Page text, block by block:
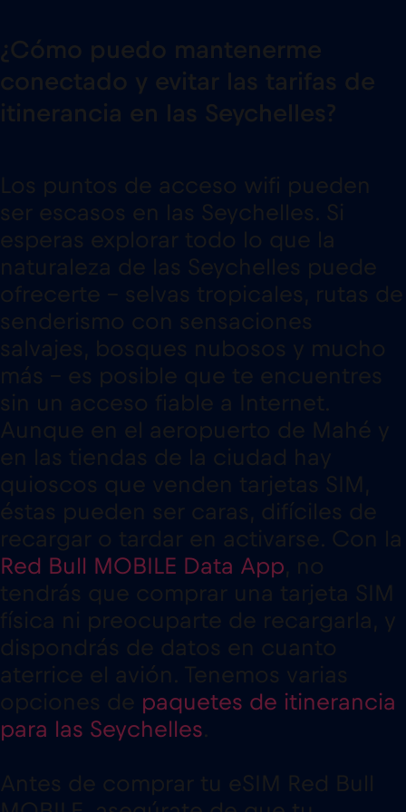
¿Cómo puedo mantenerme
conectado y evitar las tarifas de
itinerancia en las Seychelles?
Los puntos de acceso wifi pueden
ser escasos en las Seychelles. Si
esperas explorar todo lo que la
naturaleza de las Seychelles puede
ofrecerte – selvas tropicales, rutas de
senderismo con sensaciones
salvajes, bosques nubosos y mucho
más – es posible que te encuentres
sin un acceso fiable a Internet.
Aunque en el aeropuerto de Mahé y
en las tiendas de la ciudad hay
quioscos que venden tarjetas SIM,
éstas pueden ser caras, difíciles de
recargar o tardar en activarse. Con la
Red Bull MOBILE Data App, no
tendrás que comprar una tarjeta SIM
física ni preocuparte de recargarla, y
dispondrás de datos en cuanto
aterrice el avión. Tenemos varias
opciones de paquetes de itinerancia
para las Seychelles.
Antes de comprar tu eSIM Red Bull